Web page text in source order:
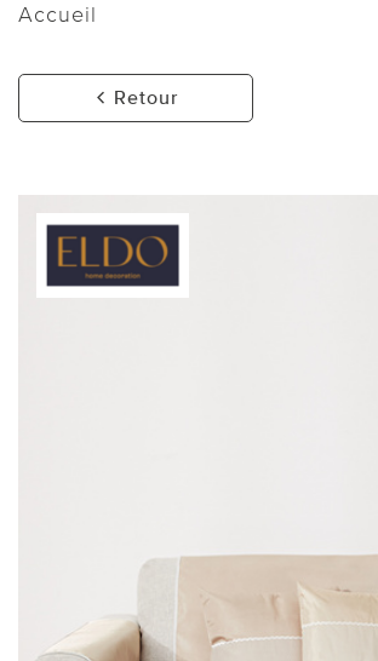
Accueil
Retour